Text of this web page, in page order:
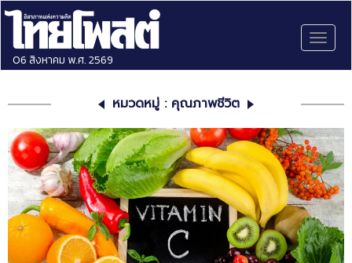
06 สิงหาคม พ.ศ. 2569
หมวดหมู่ : คุณภาพชีวิต